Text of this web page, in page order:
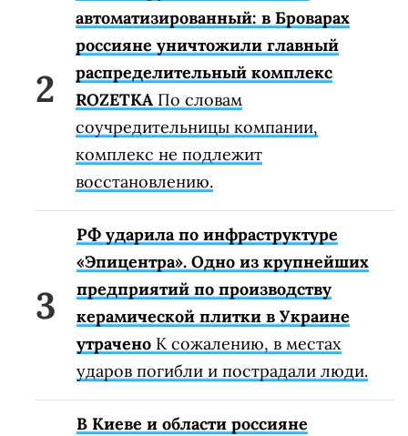
автоматизированный: в Броварах
россияне уничтожили главный
распределительный комплекс
ROZETKA По словам
соучредительницы компании,
комплекс не подлежит
восстановлению.
РФ ударила по инфраструктуре
«Эпицентра». Одно из крупнейших
предприятий по производству
керамической плитки в Украине
утрачено К сожалению, в местах
ударов погибли и пострадали люди.
В Киеве и области россияне